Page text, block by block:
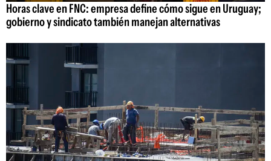
Horas clave en FNC: empresa define cómo sigue en Uruguay;
gobierno y sindicato también manejan alternativas